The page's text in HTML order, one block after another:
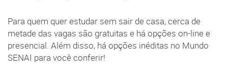
Para quem quer estudar sem sair de casa, cerca de
metade das vagas são gratuitas e há opções on-line e
presencial. Além disso, há opções inéditas no Mundo
SENAI para você conferir!